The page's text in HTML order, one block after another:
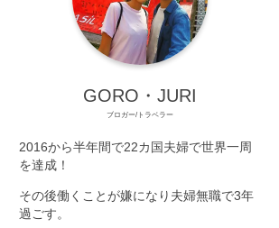
GORO・JURI
ブロガー/トラベラー
2016から半年間で22カ国夫婦で世界一周
を達成！
その後働くことが嫌になり夫婦無職で3年
過ごす。